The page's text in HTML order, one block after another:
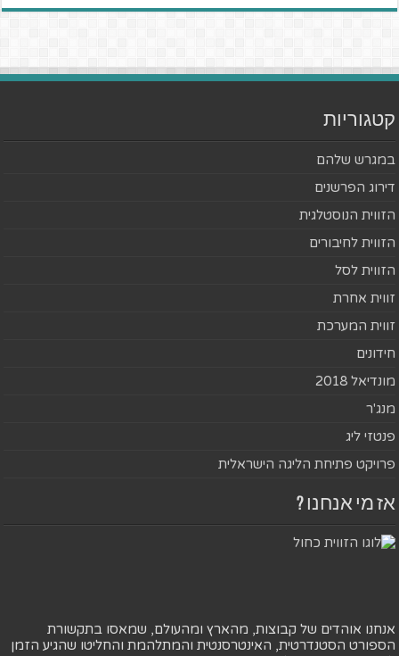
קטגוריות
במגרש שלהם
דירוג הפרשנים
הזווית הנוסטלגית
הזווית לחיבורים
הזווית לסל
זווית אחרת
זווית המערכת
חידונים
מונדיאל 2018
מנג'ר
פנטזי ליג
פרויקט פתיחת הליגה הישראלית
אז מי אנחנו ?
אנחנו אוהדים של קבוצות, מהארץ ומהעולם, שמאסו בתקשורת
הספורט הסטנדרטית, האינטרסנטית והמתלהמת והחליטו שהגיע הזמן